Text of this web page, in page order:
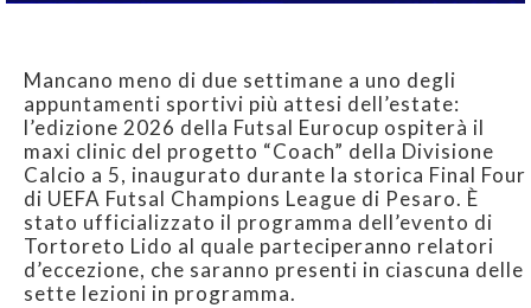
Mancano meno di due settimane a uno degli
appuntamenti sportivi più attesi dell’estate:
l’edizione 2026 della Futsal Eurocup ospiterà il
maxi clinic del progetto “Coach” della Divisione
Calcio a 5, inaugurato durante la storica Final Four
di UEFA Futsal Champions League di Pesaro. È
stato ufficializzato il programma dell’evento di
Tortoreto Lido al quale parteciperanno relatori
d’eccezione, che saranno presenti in ciascuna delle
sette lezioni in programma.